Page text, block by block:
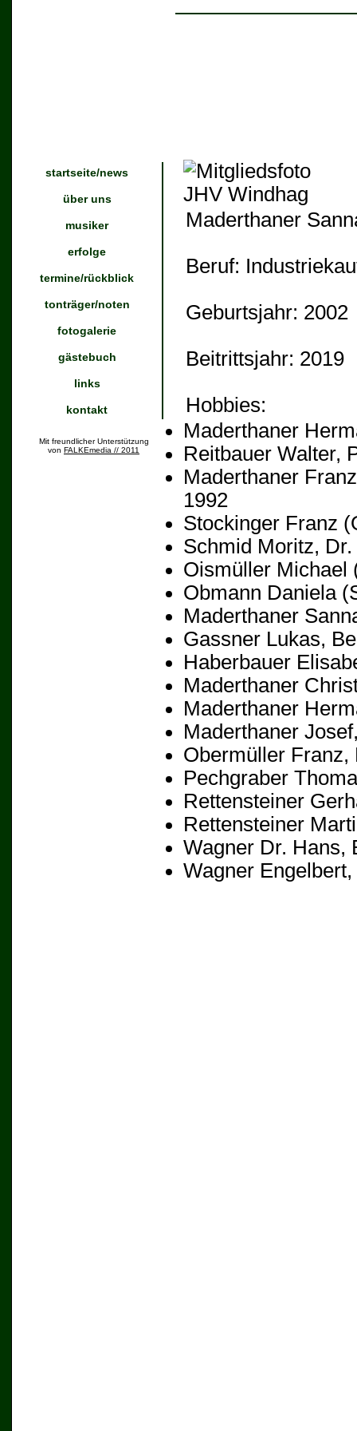
startseite/news
über uns
musiker
erfolge
termine/rückblick
tonträger/noten
fotogalerie
gästebuch
links
kontakt
Mit freundlicher Unterstützung
von FALKEmedia // 2011
Maderthaner
Beruf:
Geburtsjahr: 2002
Beitrittsjahr: 2019
Hobbies:
Maderthaner
Reitbauer Walter,
Maderthaner Franz
1992
Stockinger Franz
Schmid Moritz, Dr.
Oismüller Michael
Obmann Daniela
Maderthaner
Gassner Lukas,
Haberbauer
Maderthaner
Maderthaner
Maderthaner Josef
Obermüller Franz,
Pechgraber
Rettensteiner
Rettensteiner
Wagner Dr. Hans,
Wagner Engelbert